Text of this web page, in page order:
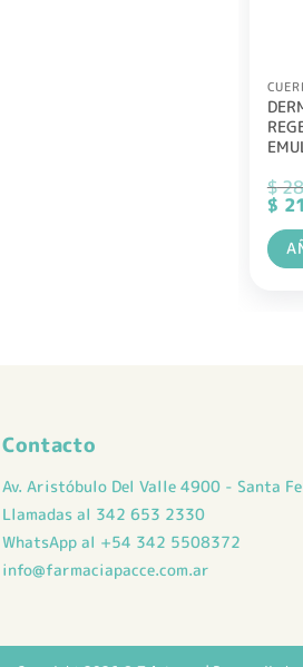
$
El
era:
$
$
Contacto
Av. Aristóbulo Del Valle 4900 - Santa Fe
Llamadas al 342 653 2330
WhatsApp al +54 342 5508372
info@farmaciapacce.com.ar